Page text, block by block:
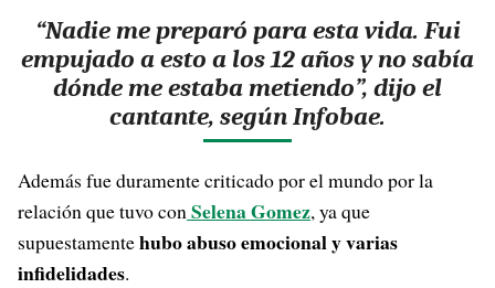
“Nadie me preparó para esta vida. Fui
empujado a esto a los 12 años y no sabía
dónde me estaba metiendo”, dijo el
cantante, según Infobae.
Además fue duramente criticado por el mundo por la
relación que tuvo con Selena Gomez, ya que
supuestamentehubo abuso emocional y varias
infidelidades.